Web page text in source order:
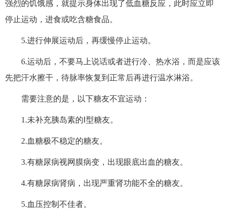
强烈的饥饿感，就提示身体出现了低血糖反应，此时应立即
停止运动，进食或吃含糖食品。
5.进行伸展运动后，再缓慢停止运动。
6.运动后，不要马上说话或者进行冷、热水浴，而是应该
先把汗水擦干，待脉率恢复到正常后再进行温水淋浴。
需要注意的是，以下糖友不宜运动：
1.未补充胰岛素的Ⅰ型糖友。
2.血糖极不稳定的糖友。
3.有糖尿病视网膜病变，出现眼底出血的糖友。
4.有糖尿病肾病，出现严重肾功能不全的糖友。
5.血压控制不佳者。